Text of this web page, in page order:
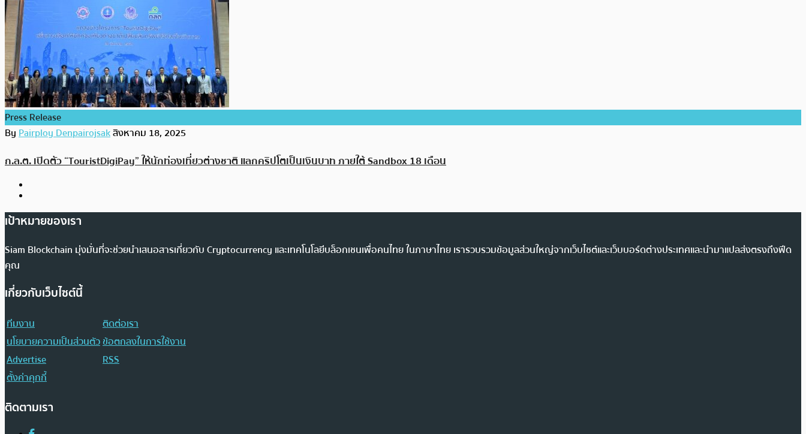
Press Release
ByPairploy Denpairojsakสิงหาคม 18, 2025
ก.ล.ต. เปิดตัว “TouristDigiPay” ให้นักท่องเที่ยวต่างชาติ แลกคริปโตเป็นเงินบาท ภายใต้ Sandbox 18 เดือน
เป้าหมายของเรา
Siam Blockchain มุ่งมั่นที่จะช่วยนำเสนอสารเกี่ยวกับ Cryptocurrency และเทคโนโลยีบล็อกเชนเพื่อคนไทย ในภาษาไทย เรารวบรวมข้อมูลส่วนใหญ่จากเว็บไซต์และเว็บบอร์ดต่างประเทศและนำมาแปลส่งตรงถึงฟีด
คุณ
เกี่ยวกับเว็บไซต์นี้
ทีมงาน
ติดต่อเรา
นโยบายความเป็นส่วนตัวข้อตกลงในการใช้งาน
Advertise
RSS
ตั้งค่าคุกกี้
ติดตามเรา